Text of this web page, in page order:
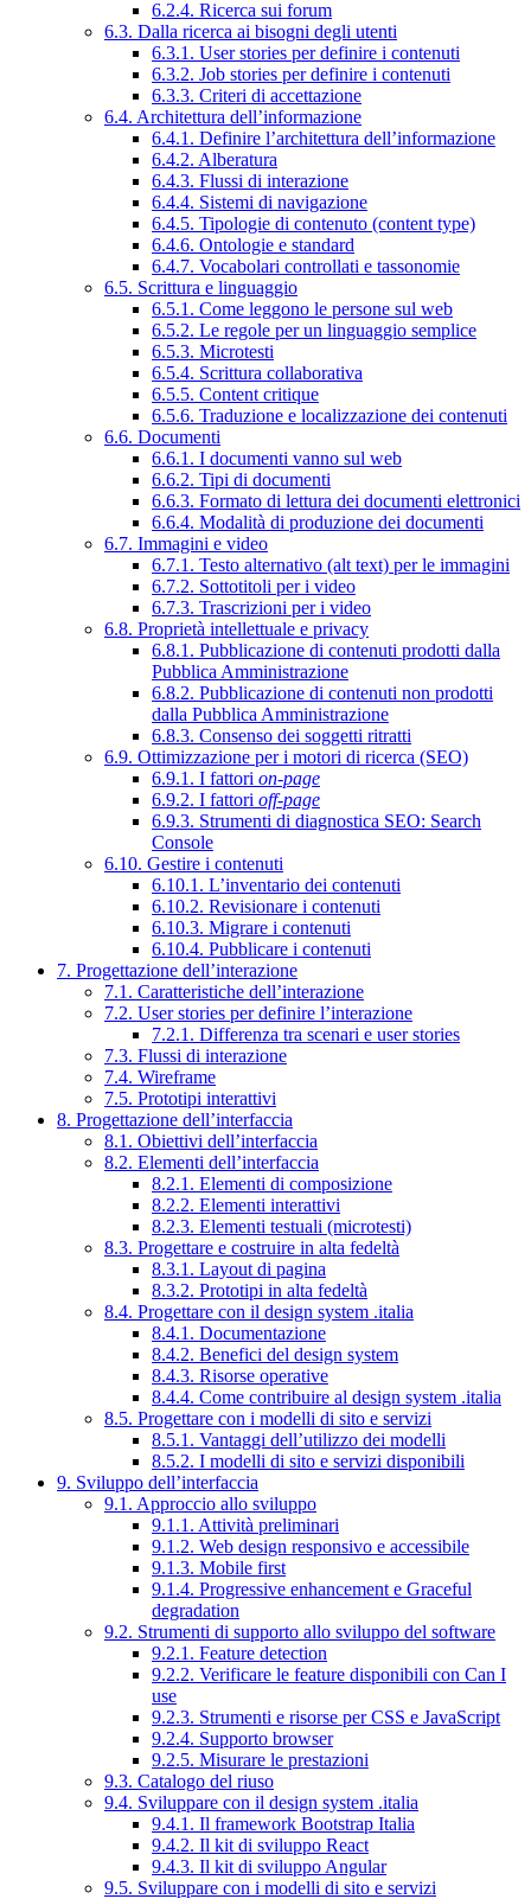
6.2.4. Ricerca sui forum
6.3. Dalla ricerca ai bisogni degli utenti
6.3.1. User stories per definire i contenuti
6.3.2. Job stories per definire i contenuti
6.3.3. Criteri di accettazione
6.4. Architettura dell’informazione
6.4.1. Definire l’architettura dell’informazione
6.4.2. Alberatura
6.4.3. Flussi di interazione
6.4.4. Sistemi di navigazione
6.4.5. Tipologie di contenuto (content type)
6.4.6. Ontologie e standard
6.4.7. Vocabolari controllati e tassonomie
6.5. Scrittura e linguaggio
6.5.1. Come leggono le persone sul web
6.5.2. Le regole per un linguaggio semplice
6.5.3. Microtesti
6.5.4. Scrittura collaborativa
6.5.5. Content critique
6.5.6. Traduzione e localizzazione dei contenuti
6.6. Documenti
6.6.1. I documenti vanno sul web
6.6.2. Tipi di documenti
6.6.3. Formato di lettura dei documenti elettronici
6.6.4. Modalità di produzione dei documenti
6.7. Immagini e video
6.7.1. Testo alternativo (alt text) per le immagini
6.7.2. Sottotitoli per i video
6.7.3. Trascrizioni per i video
6.8. Proprietà intellettuale e privacy
6.8.1. Pubblicazione di contenuti prodotti dalla
Pubblica Amministrazione
6.8.2. Pubblicazione di contenuti non prodotti
dalla Pubblica Amministrazione
6.8.3. Consenso dei soggetti ritratti
6.9. Ottimizzazione per i motori di ricerca (SEO)
6.9.1. I fattori on-page
6.9.2. I fattori off-page
6.9.3. Strumenti di diagnostica SEO: Search
Console
6.10. Gestire i contenuti
6.10.1. L’inventario dei contenuti
6.10.2. Revisionare i contenuti
6.10.3. Migrare i contenuti
6.10.4. Pubblicare i contenuti
7. Progettazione dell’interazione
7.1. Caratteristiche dell’interazione
7.2. User stories per definire l’interazione
7.2.1. Differenza tra scenari e user stories
7.3. Flussi di interazione
7.4. Wireframe
7.5. Prototipi interattivi
8. Progettazione dell’interfaccia
8.1. Obiettivi dell’interfaccia
8.2. Elementi dell’interfaccia
8.2.1. Elementi di composizione
8.2.2. Elementi interattivi
8.2.3. Elementi testuali (microtesti)
8.3. Progettare e costruire in alta fedeltà
8.3.1. Layout di pagina
8.3.2. Prototipi in alta fedeltà
8.4. Progettare con il design system .italia
8.4.1. Documentazione
8.4.2. Benefici del design system
8.4.3. Risorse operative
8.4.4. Come contribuire al design system .italia
8.5. Progettare con i modelli di sito e servizi
8.5.1. Vantaggi dell’utilizzo dei modelli
8.5.2. I modelli di sito e servizi disponibili
9. Sviluppo dell’interfaccia
9.1. Approccio allo sviluppo
9.1.1. Attività preliminari
9.1.2. Web design responsivo e accessibile
9.1.3. Mobile first
9.1.4. Progressive enhancement e Graceful
degradation
9.2. Strumenti di supporto allo sviluppo del software
9.2.1. Feature detection
9.2.2. Verificare le feature disponibili con Can I
use
9.2.3. Strumenti e risorse per CSS e JavaScript
9.2.4. Supporto browser
9.2.5. Misurare le prestazioni
9.3. Catalogo del riuso
9.4. Sviluppare con il design system .italia
9.4.1. Il framework Bootstrap Italia
9.4.2. Il kit di sviluppo React
9.4.3. Il kit di sviluppo Angular
9.5. Sviluppare con i modelli di sito e servizi